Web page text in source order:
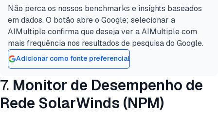
Não perca os nossos benchmarks e insights baseados
em dados. O botão abre o Google; selecionar a
AIMultiple confirma que deseja ver a AIMultiple com
mais frequência nos resultados de pesquisa do Google.
Adicionar como fonte preferencial
7. Monitor de Desempenho de
Rede SolarWinds (NPM)